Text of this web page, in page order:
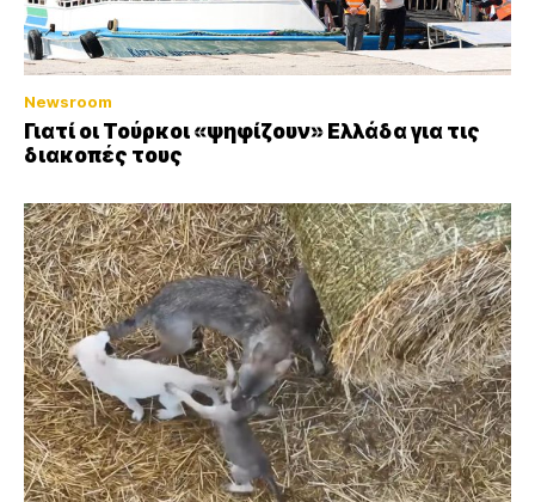
Newsroom
Γιατί οι Τούρκοι «ψηφίζουν» Ελλάδα για τις
διακοπές τους